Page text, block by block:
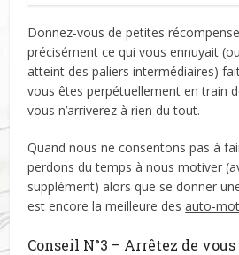
Donnez-vous de petites
précisément ce qui vous ennuyait
atteint des paliers intermédiaires)
vous êtes perpétuellement en train
vous n’arriverez à rien du tout.
Quand nous ne consentons pas à
perdons du temps à nous motiver
supplément) alors que se donner
est encore la meilleure desauto-
Conseil N°3 – Arrêtez de